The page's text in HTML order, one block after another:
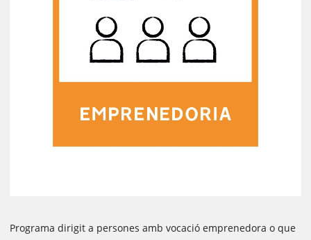
Programa dirigit a persones amb vocació emprenedora o que